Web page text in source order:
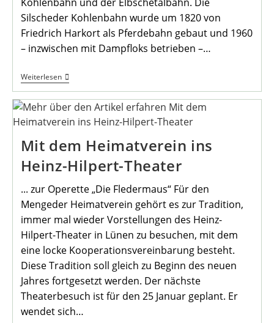
Silscheder Kohlenbahn wurde um 1820 von
Friedrich Harkort als Pferdebahn gebaut und 1960
– inzwischen mit Dampfloks betrieben –…
WeiterlesenJanuar-
Wanderung
Des
Heimat-
Vereins
Mit dem Heimatverein ins
Heinz-Hilpert-Theater
... zur Operette „Die Fledermaus“ Für den
Mengeder Heimatverein gehört es zur Tradition,
immer mal wieder Vorstellungen des Heinz-
Hilpert-Theater in Lünen zu besuchen, mit dem
eine locke Kooperationsvereinbarung besteht.
Diese Tradition soll gleich zu Beginn des neuen
Jahres fortgesetzt werden. Der nächste
Theaterbesuch ist für den 25 Januar geplant. Er
wendet sich…